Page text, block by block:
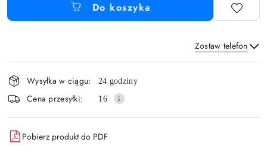
Do koszyka
Zostaw telefon
Wyślij
i
dostawa
Wysyłka w ciągu: 24 godziny
Cena przesyłki: 16
Pobierz produkt do PDF